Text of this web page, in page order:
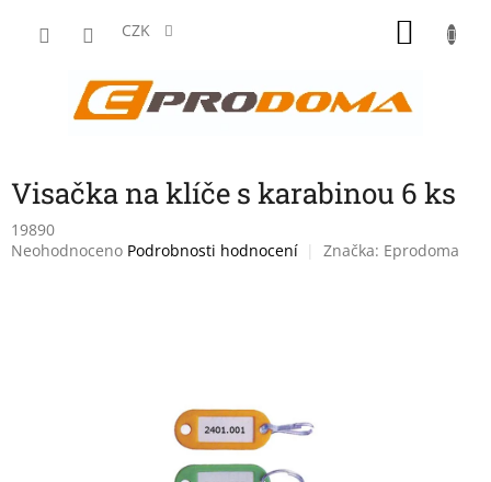
CZK
Visačka na klíče s karabinou 6 ks
19890
Průměrné
Neohodnoceno Podrobnosti hodnocení Značka: Eprodoma